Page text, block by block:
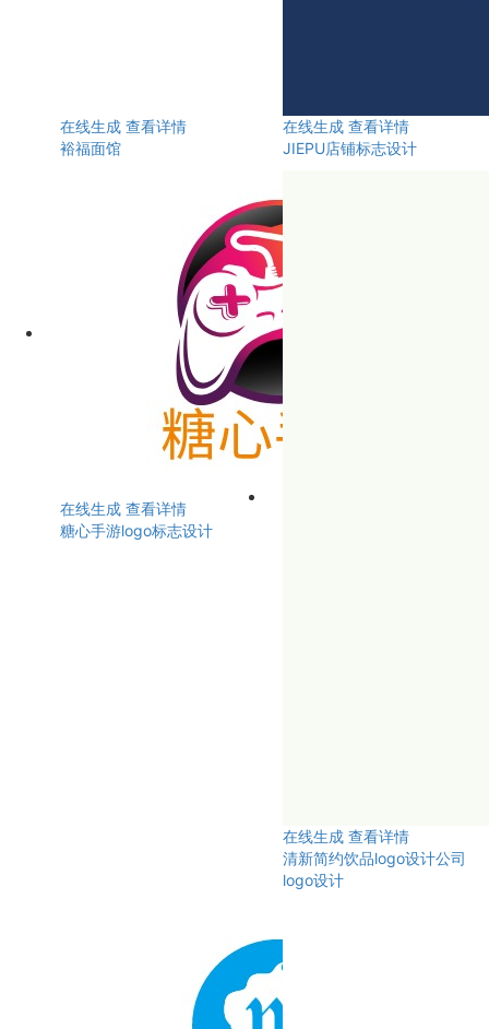
在线生成 查看详情
裕福面馆
在线生成 查看详情
JIEPU店铺标志设计
在线生成 查看详情
糖心手游logo标志设计
在线生成 查看详情
清新简约饮品logo设计公司
logo设计